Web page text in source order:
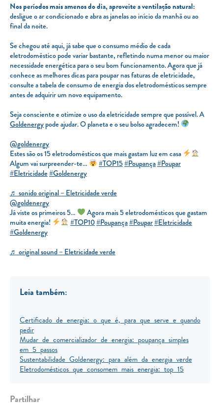
Nos períodos mais amenos do dia, aproveite a ventilação natural:
desligue o ar condicionado e abra as janelas ao início da manhã ou ao
final da noite.
Se chegou até aqui, já sabe que o consumo médio de cada
eletrodoméstico pode variar bastante, refletindo numa menor ou maior
necessidade energética para o seu bom funcionamento. Agora que já
conhece as melhores dicas para poupar nas faturas de eletricidade,
consulte a tabela de consumo de energia dos eletrodomésticos sempre
antes de adquirir um novo equipamento.
Seja consciente e otimize o uso da eletricidade sempre que possível. A
Goldenergypode ajudar. O planeta e o seu bolso agradecem!
@goldenergy
Estes são os 15 eletrodomésticos que mais gastam luz em casa
Algum vai surpreender-te…
#TOP15#Poupança#Poupar
#Eletricidade#Goldenergy
♬ sonido original – Eletricidade verde
@goldenergy
Já viste os primeiros 5…
Agora mais 5 eletrodomésticos que gastam
muita energia!
#TOP10#Poupança#Poupar#Eletricidade
#Goldenergy
♬ original sound – Eletricidade verde
Leia também:
Certificado de energia: o que é, para que serve e quando
pedir
Mudar de comercializador de energia: poupança simples
em 5 passos
Sustentabilidade Goldenergy: para além da energia verde
Eletrodomésticos que consomem mais energia: top 15
Partilhar